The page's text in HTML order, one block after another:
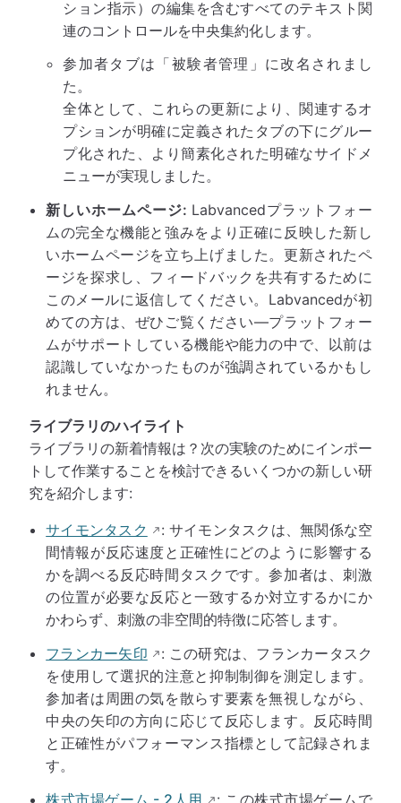
ション指示）の編集を含むすべてのテキスト関
連のコントロールを中央集約化します。
参加者タブは「被験者管理」に改名されまし
た。
全体として、これらの更新により、関連するオ
プションが明確に定義されたタブの下にグルー
プ化された、より簡素化された明確なサイドメ
ニューが実現しました。
新しいホームページ: Labvancedプラットフォー
ムの完全な機能と強みをより正確に反映した新し
いホームページを立ち上げました。更新されたペ
ージを探求し、フィードバックを共有するために
このメールに返信してください。Labvancedが初
めての方は、ぜひご覧ください—プラットフォー
ムがサポートしている機能や能力の中で、以前は
認識していなかったものが強調されているかもし
れません。
ライブラリのハイライト
ライブラリの新着情報は？次の実験のためにインポー
トして作業することを検討できるいくつかの新しい研
究を紹介します:
サイモンタスク
: サイモンタスクは、無関係な空
間情報が反応速度と正確性にどのように影響する
かを調べる反応時間タスクです。参加者は、刺激
の位置が必要な反応と一致するか対立するかにか
かわらず、刺激の非空間的特徴に応答します。
フランカー矢印
: この研究は、フランカータスク
を使用して選択的注意と抑制制御を測定します。
参加者は周囲の気を散らす要素を無視しながら、
中央の矢印の方向に応じて反応します。反応時間
と正確性がパフォーマンス指標として記録されま
す。
株式市場ゲーム - 2人用
: この株式市場ゲームで